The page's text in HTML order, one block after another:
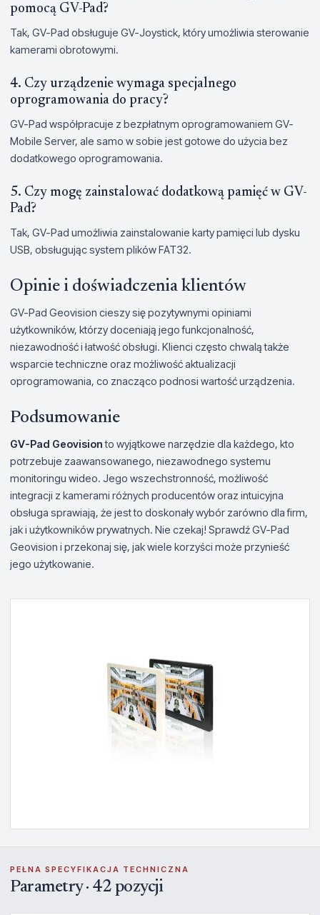
pomocą GV-Pad?
Tak, GV-Pad obsługuje GV-Joystick, który umożliwia sterowanie
kamerami obrotowymi.
4. Czy urządzenie wymaga specjalnego
oprogramowania do pracy?
GV-Pad współpracuje z bezpłatnym oprogramowaniem GV-
Mobile Server, ale samo w sobie jest gotowe do użycia bez
dodatkowego oprogramowania.
5. Czy mogę zainstalować dodatkową pamięć w GV-
Pad?
Tak, GV-Pad umożliwia zainstalowanie karty pamięci lub dysku
USB, obsługując system plików FAT32.
Opinie i doświadczenia klientów
GV-Pad Geovision cieszy się pozytywnymi opiniami
użytkowników, którzy doceniają jego funkcjonalność,
niezawodność i łatwość obsługi. Klienci często chwalą także
wsparcie techniczne oraz możliwość aktualizacji
oprogramowania, co znacząco podnosi wartość urządzenia.
Podsumowanie
GV-Pad Geovisionto wyjątkowe narzędzie dla każdego, kto
potrzebuje zaawansowanego, niezawodnego systemu
monitoringu wideo. Jego wszechstronność, możliwość
integracji z kamerami różnych producentów oraz intuicyjna
obsługa sprawiają, że jest to doskonały wybór zarówno dla firm,
jak i użytkowników prywatnych. Nie czekaj! Sprawdź GV-Pad
Geovision i przekonaj się, jak wiele korzyści może przynieść
jego użytkowanie.
PEŁNA SPECYFIKACJA TECHNICZNA
Parametry · 42 pozycji